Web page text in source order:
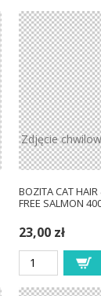
Zdjęcie
BOZITA CAT
FREE SALMON
23,00 zł